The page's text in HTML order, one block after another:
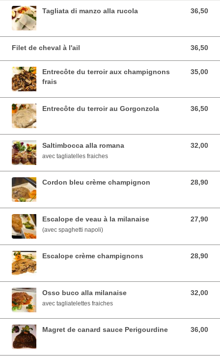
Tagliata di manzo alla rucola 36,50
36,50 EUR
Filet de cheval à l'ail 36,50
36,50 EUR
Entrecôte du terroir aux champignons
frais
35,00
35,00 EUR
Entrecôte du terroir au Gorgonzola 36,50
36,50 EUR
Saltimbocca alla romana 32,00
32,00 EUR
avec tagliatelles fraiches
Cordon bleu crème champignon 28,90
28,90 EUR
Escalope de veau à la milanaise 27,90
27,90 EUR
(avec spaghetti napoli)
Escalope crème champignons 28,90
28,90 EUR
Osso buco alla milanaise 32,00
32,00 EUR
avec tagliatelettes fraiches
Magret de canard sauce Perigourdine 36,00
36,00 EUR